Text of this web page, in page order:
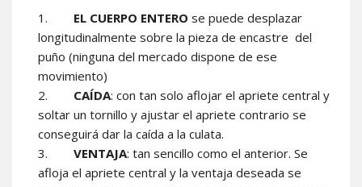
EL CUERPO ENTERO se puede desplazar
longitudinalmente sobre la pieza de encastre del
puño (ninguna del mercado dispone de ese
movimiento)
CAÍDA: con tan solo aflojar el apriete central y
soltar un tornillo y ajustar el apriete contrario se
conseguirá dar la caída a la culata.
VENTAJA: tan sencillo como el anterior. Se
afloja el apriete central y la ventaja deseada se